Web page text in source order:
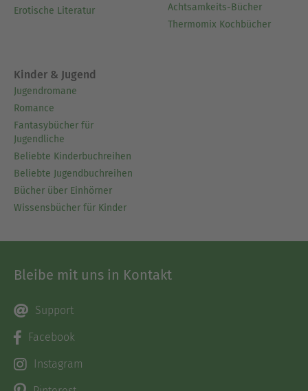
Erotische Literatur
Achtsamkeits-Bücher
Thermomix Kochbücher
Kinder & Jugend
Jugendromane
Romance
Fantasybücher für
Jugendliche
Beliebte Kinderbuchreihen
Beliebte Jugendbuchreihen
Bücher über Einhörner
Wissensbücher für Kinder
Bleibe mit uns in Kontakt
Support
Facebook
Instagram